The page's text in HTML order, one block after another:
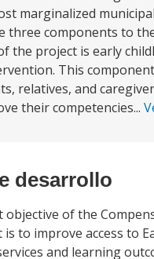
marginalized
three components to
the project is early
This
relatives, and
their competencies...
desarrollo
objective of the
is to improve access to
and learning